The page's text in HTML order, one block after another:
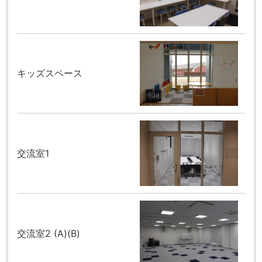
キッズスペース
交流室1
交流室2 (A)(B)